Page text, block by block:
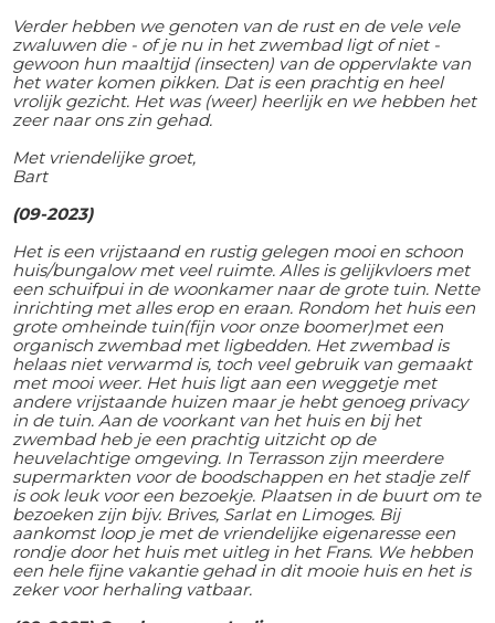
Verder hebben we genoten van de rust en de vele vele
zwaluwen die - of je nu in het zwembad ligt of niet -
gewoon hun maaltijd (insecten) van de oppervlakte van
het water komen pikken. Dat is een prachtig en heel
vrolijk gezicht. Het was (weer) heerlijk en we hebben het
zeer naar ons zin gehad.
Met vriendelijke groet,
Bart
(09-2023)
Het is een vrijstaand en rustig gelegen mooi en schoon
huis/bungalow met veel ruimte. Alles is gelijkvloers met
een schuifpui in de woonkamer naar de grote tuin. Nette
inrichting met alles erop en eraan. Rondom het huis een
grote omheinde tuin(fijn voor onze boomer)met een
organisch zwembad met ligbedden. Het zwembad is
helaas niet verwarmd is, toch veel gebruik van gemaakt
met mooi weer. Het huis ligt aan een weggetje met
andere vrijstaande huizen maar je hebt genoeg privacy
in de tuin. Aan de voorkant van het huis en bij het
zwembad heb je een prachtig uitzicht op de
heuvelachtige omgeving. In Terrasson zijn meerdere
supermarkten voor de boodschappen en het stadje zelf
is ook leuk voor een bezoekje. Plaatsen in de buurt om te
bezoeken zijn bijv. Brives, Sarlat en Limoges. Bij
aankomst loop je met de vriendelijke eigenaresse een
rondje door het huis met uitleg in het Frans. We hebben
een hele fijne vakantie gehad in dit mooie huis en het is
zeker voor herhaling vatbaar.